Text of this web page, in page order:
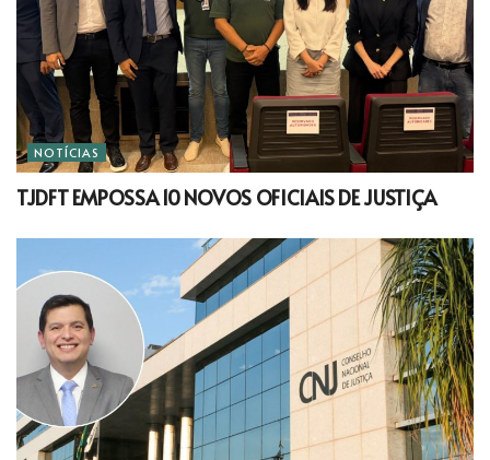
NOTÍCIAS
TJDFT EMPOSSA 10 NOVOS OFICIAIS DE JUSTIÇA